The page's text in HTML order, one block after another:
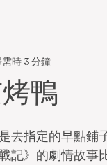
鴨
時 3 分鐘
去指定的早點
記》的劇情故